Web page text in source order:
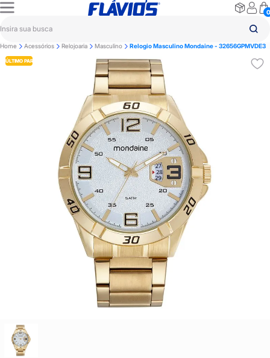
0
Home Acessórios Relojoaria Masculino Relogio Masculino Mondaine - 32656GPMVDE3
ÚLTIMO PAR